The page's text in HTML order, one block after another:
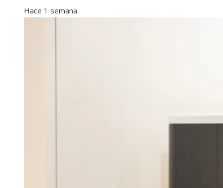
Hace 1 semana